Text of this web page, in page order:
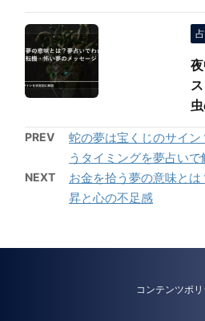
PREV
蛇の夢は宝くじのサイ
うタイミングを夢占いで
NEXT
お金を拾う夢の意味と
昇と心の不足感
コンテンツポ